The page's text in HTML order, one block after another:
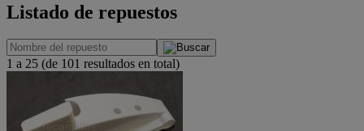
Listado de repuestos
1 a 25 (de 101 resultados en total)